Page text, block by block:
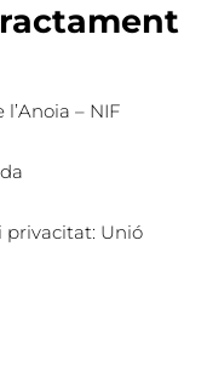
– NIF
privacitat: Unió